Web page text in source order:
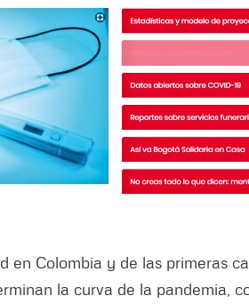
en Colombia y de las primeras
la curva de la pandemia,